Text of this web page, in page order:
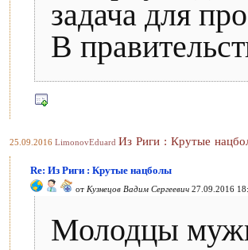
задача для
В
25.09.2016 LimonovEduard Из Риги : Крутые
Re: Из Риги : Крутые нацболы
от Кузнецов Вадим Сергеевич 27.09.2016
Молодцы